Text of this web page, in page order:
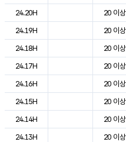
24.20H
20 이상
24.19H
20 이상
24.18H
20 이상
24.17H
20 이상
24.16H
20 이상
24.15H
20 이상
24.14H
20 이상
24.13H
20 이상